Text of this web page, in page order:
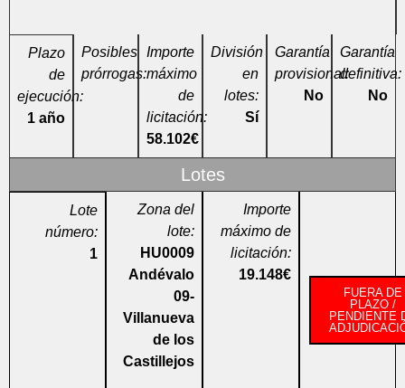
Plazo
de
ejecución:
1 año
Posibles
prórrogas:
Importe
máximo
de
licitación:
58.102€
División
en
lotes:
Sí
Garantía
provisional:
No
Garantía
definitiva:
No
Lotes
Lote
número:
1
Zona del
lote:
HU0009
Andévalo
09-
Villanueva
de los
Castillejos
Importe
máximo de
licitación:
19.148€
FUERA DE
PLAZO /
PENDIENTE